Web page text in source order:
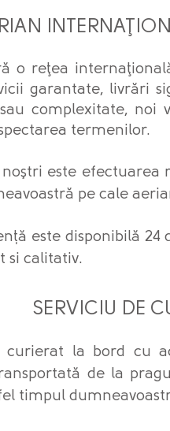
o reţea
garantate, livrări
complexitate,
termenilor.
este
pe cale
este disponibilă
si calitativ.
curierat la bord cu
de la
timpul